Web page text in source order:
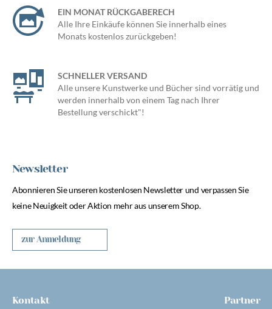
EIN MONAT RÜCKGABERECH
Alle Ihre Einkäufe können Sie innerhalb eines
Monats kostenlos zurückgeben!
SCHNELLER VERSAND
Alle unsere Kunstwerke und Bücher sind vorrätig und
werden innerhalb von einem Tag nach Ihrer
Bestellung verschickt"!
Newsletter
Abonnieren Sie unseren kostenlosen Newsletter und verpassen Sie
keine Neuigkeit oder Aktion mehr aus unserem Shop.
zur Anmeldung
Kontakt
Partner